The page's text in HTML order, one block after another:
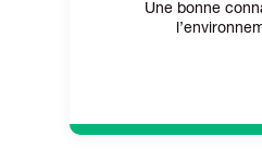
Une bonne